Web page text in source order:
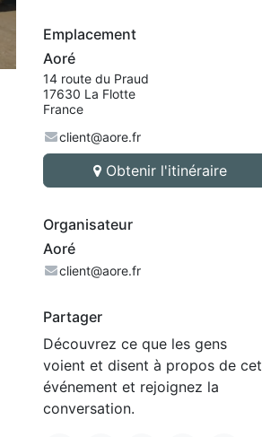
Emplacement
Aoré
14 route du Praud
17630 La Flotte
France
client@aore.fr
Obtenir l'itinéraire
Organisateur
Aoré
client@aore.fr
Partager
Découvrez ce que les gens
voient et disent à propos de cet
événement et rejoignez la
conversation.